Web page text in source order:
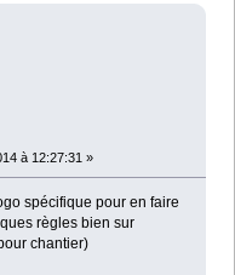
à 12:27:31 »
spécifique pour en faire
règles bien sur
chantier)